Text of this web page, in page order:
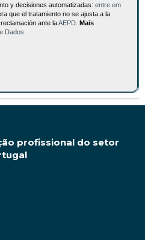
y decisiones automatizadas: entre em
que el tratamiento no se ajusta a la
ante laAEPD Mais
Dados
profissional do setor